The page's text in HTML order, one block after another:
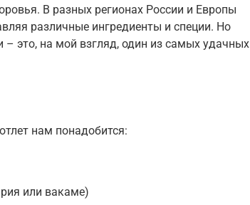
В разных регионах России и Европы
различные ингредиенты и специи. Но
это, на мой взгляд, один из самых удачных
нам понадобится:
или вакаме)